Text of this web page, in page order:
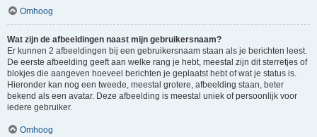
Omhoog
Wat zijn de afbeeldingen naast mijn gebruikersnaam?
Er kunnen 2 afbeeldingen bij een gebruikersnaam staan als je berichten leest.
De eerste afbeelding geeft aan welke rang je hebt, meestal zijn dit sterretjes of
blokjes die aangeven hoeveel berichten je geplaatst hebt of wat je status is.
Hieronder kan nog een tweede, meestal grotere, afbeelding staan, beter
bekend als een avatar. Deze afbeelding is meestal uniek of persoonlijk voor
iedere gebruiker.
Omhoog